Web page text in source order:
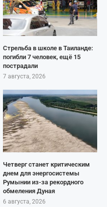
Стрельба в школе в Таиланде:
погибли 7 человек, ещё 15
пострадали
7 августа, 2026
Четверг станет критическим
днем для энергосистемы
Румынии из-за рекордного
обмеления Дуная
6 августа, 2026